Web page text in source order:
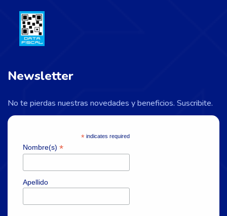
Newsletter
No te pierdas nuestras novedades y beneficios. Suscribite.
* indicates required
Nombre(s) *
Apellido